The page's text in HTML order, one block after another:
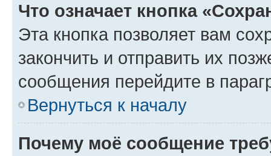
Что означает кнопка
Эта кнопка позволяет вам
закончить и отправить их
сообщения перейдите в
Вернуться к началу
Почему моё сообщение